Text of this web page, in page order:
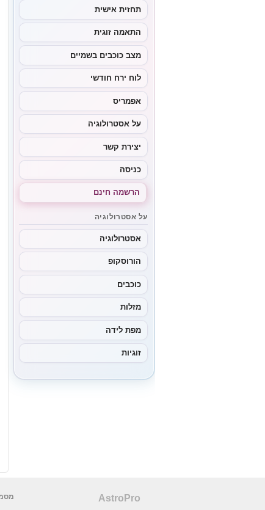
תחזית אישית
התאמה זוגית
מצב כוכבים בשמיים
לוח ירח חודשי
אפמריס
על אסטרולוגיה
יצירת קשר
כניסה
הרשמה חינם
על אסטרולוגיה
אסטרולוגיה
הורוסקופ
כוכבים
מזלות
מפת לידה
זוגיות
AstroPro